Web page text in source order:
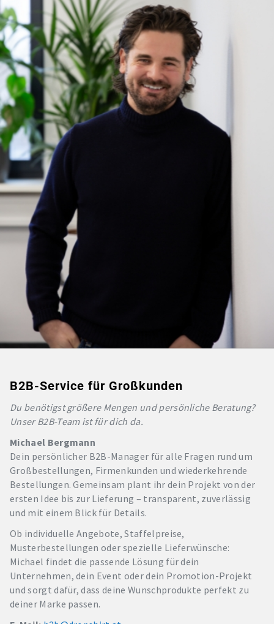
B2B-Service für Großkunden
Du benötigst größere Mengen und persönliche Beratung?
Unser B2B-Team ist für dich da.
Michael Bergmann
Dein persönlicher B2B-Manager für alle Fragen rund um
Großbestellungen, Firmenkunden und wiederkehrende
Bestellungen. Gemeinsam plant ihr dein Projekt von der
ersten Idee bis zur Lieferung – transparent, zuverlässig
und mit einem Blick für Details.
Ob individuelle Angebote, Staffelpreise,
Musterbestellungen oder spezielle Lieferwünsche:
Michael findet die passende Lösung für dein
Unternehmen, dein Event oder dein Promotion-Projekt
und sorgt dafür, dass deine Wunschprodukte perfekt zu
deiner Marke passen.